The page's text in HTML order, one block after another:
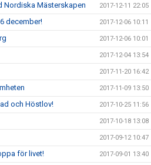
Nordiska Mästerskapen 2017-12-11 22:05
december! 2017-12-06 10:11
2017-12-06 10:01
2017-12-04 13:54
2017-11-20 16:42
2017-11-09 13:50
och Höstlov! 2017-10-25 11:56
2017-10-18 13:08
2017-09-12 10:47
för livet! 2017-09-01 13:40